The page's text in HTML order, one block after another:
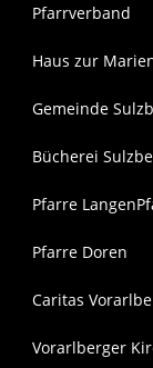
Pfarrverband
Haus zur
Gemeinde
Bücherei
Pfarre Langen
Pfarre Doren
Caritas
Vorarlberger